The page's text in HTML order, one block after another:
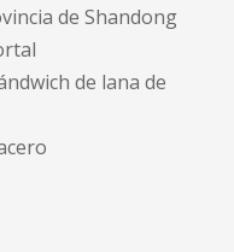
de Shandong
de lana de